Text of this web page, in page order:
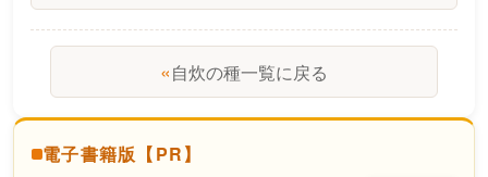
«自炊の種一覧に戻る
電子書籍版【PR】